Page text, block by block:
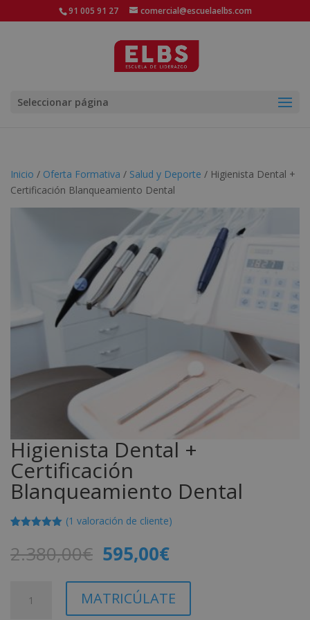
91 005 91 27 comercial@escuelaelbs.com
Seleccionar página
Inicio / Oferta Formativa / Salud y Deporte / Higienista Dental +
Certificación Blanqueamiento Dental
Higienista Dental +
Certificación
Blanqueamiento Dental
5 en base
valoración
(1 valoración de cliente)
2.380,00€ El
precio
original
era:
595,00€El
actual
es:
Dental
MATRICÚLATE